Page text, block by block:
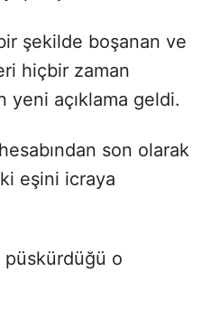
şekilde boşanan ve
hiçbir zaman
yeni açıklama geldi.
son olarak
eşini icraya
püskürdüğü o